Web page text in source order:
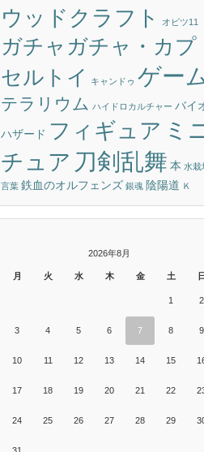
ウッドクラフト オビツ11
ガチャガチャ・カプ
セルトイ
キャンドゥ ゲー
テラリウム ハイドロカルチャー バイ
ハザード フィギュア ミ
チュア 刀剣乱舞 本 水栽
言葉 鉄血のオルフェンズ 銀魂 陰陽道 Ｋ
2026年8月
月 火 水 木 金 土 日
1 2
3 4 5 6 7 8 9
10 11 12 13 14 15
17 18 19 20 21 22
24 25 26 27 28 29